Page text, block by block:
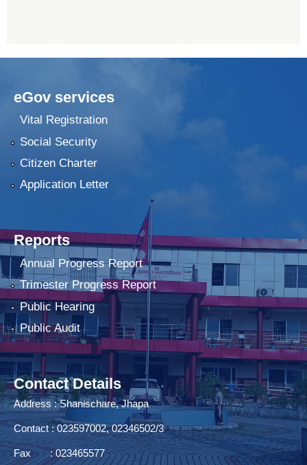
eGov services
Vital Registration
Social Security
Citizen Charter
Application Letter
Reports
Annual Progress Report
Trimester Progress Report
Public Hearing
Public Audit
Contact Details
Address : Shanischare, Jhapa
Contact : 023597002, 02346502/3
Fax : 023465577